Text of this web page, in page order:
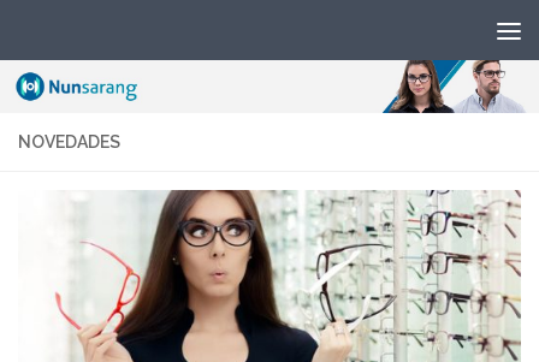
NOVEDADES